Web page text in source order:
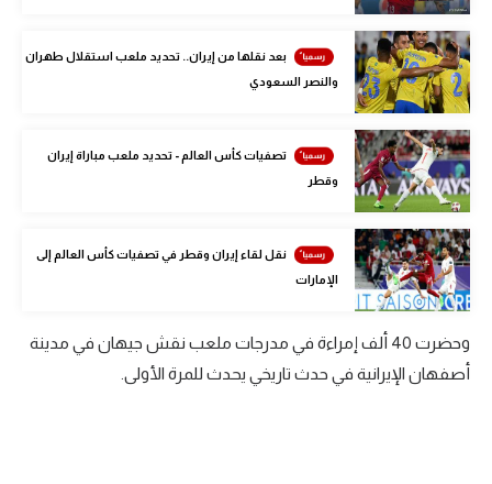
كرة السلة الأمريكية
كرة سلة
كرة يد
كرة طائرة
الوطن العربي
في المونديال
رياضة نسائية
أمريكا
بعد نقلها من إيران.. تحديد ملعب استقلال طهران
والنصر السعودي
تصفيات كأس العالم - تحديد ملعب مباراة إيران
وقطر
نقل لقاء إيران وقطر في تصفيات كأس العالم إلى
الإمارات
وحضرت 40 ألف إمراءة في مدرجات ملعب نقش جيهان في مدينة
أصفهان الإيرانية في حدث تاريخي يحدث للمرة الأولى.